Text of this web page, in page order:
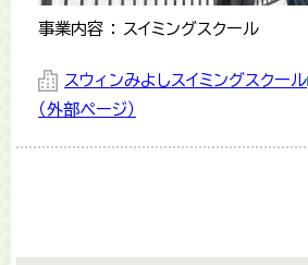
事業内容 ： スイミングスクール
スウィンみよしスイミングスクール
（外部ページ）